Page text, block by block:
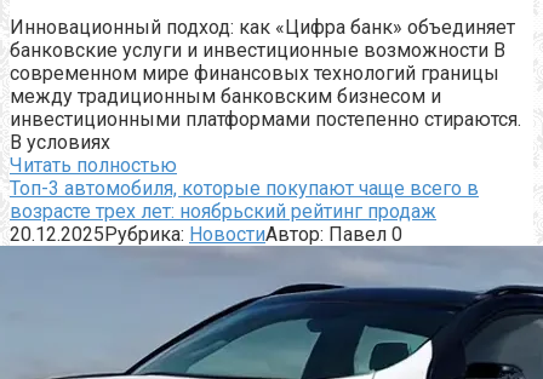
Инновационный подход: как «Цифра банк» объединяет
банковские услуги и инвестиционные возможности В
современном мире финансовых технологий границы
между традиционным банковским бизнесом и
инвестиционными платформами постепенно стираются.
В условиях
Читать полностью
Топ-3 автомобиля, которые покупают чаще всего в
возрасте трех лет: ноябрьский рейтинг продаж
20.12.2025Рубрика: НовостиАвтор: Павел 0